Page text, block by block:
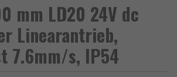
mm LD20 24V dc
Linearantrieb,
7.6mm/s, IP54